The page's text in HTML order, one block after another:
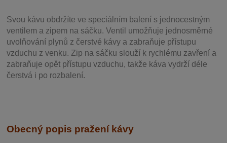
Svou kávu obdržíte ve speciálním balení s jednocestným
ventilem a zipem na sáčku. Ventil umožňuje jednosměrné
uvolňování plynů z čerstvé kávy a zabraňuje přístupu
vzduchu z venku. Zip na sáčku slouží k rychlému zavření a
zabraňuje opět přístupu vzduchu, takže káva vydrží déle
čerstvá i po rozbalení.
Obecný popis pražení kávy